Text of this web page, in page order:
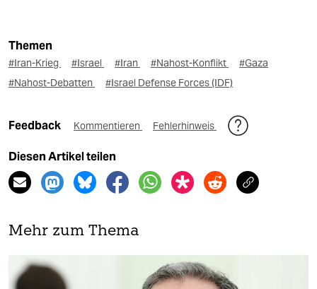
Themen
#Iran-Krieg #Israel #Iran #Nahost-Konflikt
#Gaza
#Nahost-Debatten
#Israel Defense Forces (IDF)
Feedback Kommentieren Fehlerhinweis
Diesen Artikel teilen
Mehr zum Thema